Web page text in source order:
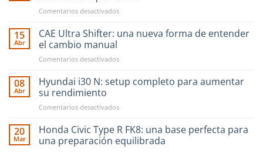
Comentarios desactivadosen
financiar
tus
en
Motorsport
fácil
nunca
15
Abr
CAE Ultra Shifter: una nueva forma de entender
el cambio manual
Comentarios desactivadosen
Ultra
Shifter:
nueva
de
entender
08
Abr
Hyundai i30 N: setup completo para aumentar
su rendimiento
Comentarios desactivadosen
i30
N:
setup
20
Mar
Honda Civic Type R FK8: una base perfecta para
una preparación equilibrada